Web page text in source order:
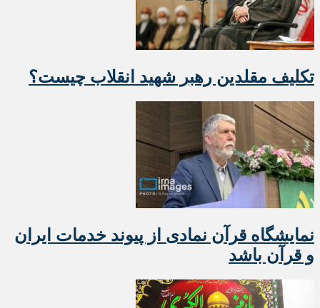
تکلیف مقلدین رهبر شهید انقلاب چیست؟
نمایشگاه قرآن نمادی از پیوند خدمات ایران
و قرآن باشد